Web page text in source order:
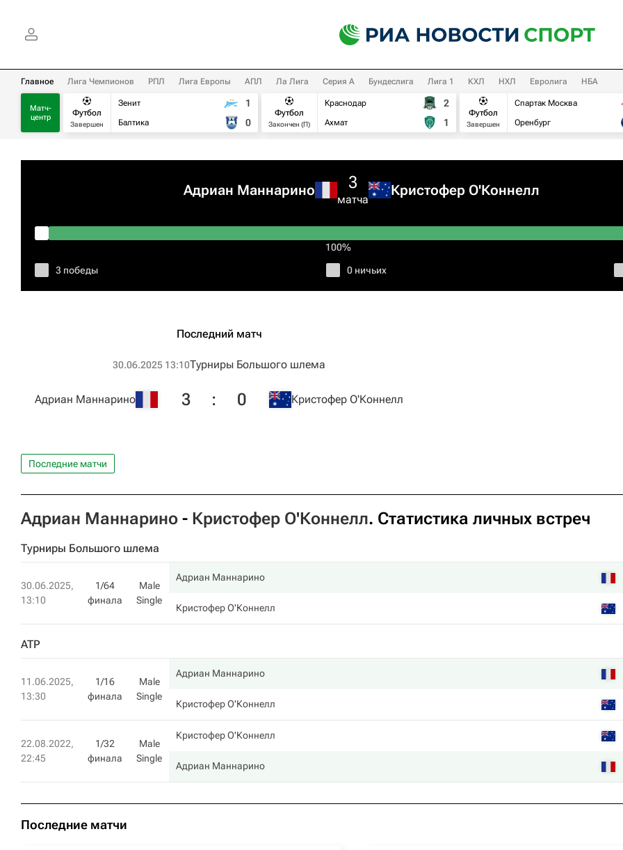
Главное Лига Чемпионов РПЛ Лига Европы АПЛ Ла Лига Серия А Бундеслига Лига 1 КХЛ НХЛ Евролига НБА
Матч-
центр
Футбол
Завершен
Зенит
Балтика
1
0
Футбол
Закончен (П)
Краснодар
Ахмат
2
1
Футбол
Завершен
Спартак Москва
Оренбург
Адриан Маннарино 3
матча
Кристофер О'Коннелл
100%
3 победы 0 ничьих
Последний матч
30.06.2025 13:10Турниры Большого шлема
Адриан Маннарино 3 : 0 Кристофер О'Коннелл
Последние матчи
Адриан Маннарино - Кристофер О'Коннелл. Статистика личных встреч
Турниры Большого шлема
30.06.2025,
13:10
1/64
финала
Male
Single
Адриан Маннарино
Кристофер О'Коннелл
ATP
11.06.2025,
13:30
1/16
финала
Male
Single
Адриан Маннарино
Кристофер О'Коннелл
22.08.2022,
22:45
1/32
финала
Male
Single
Кристофер О'Коннелл
Адриан Маннарино
Последние матчи